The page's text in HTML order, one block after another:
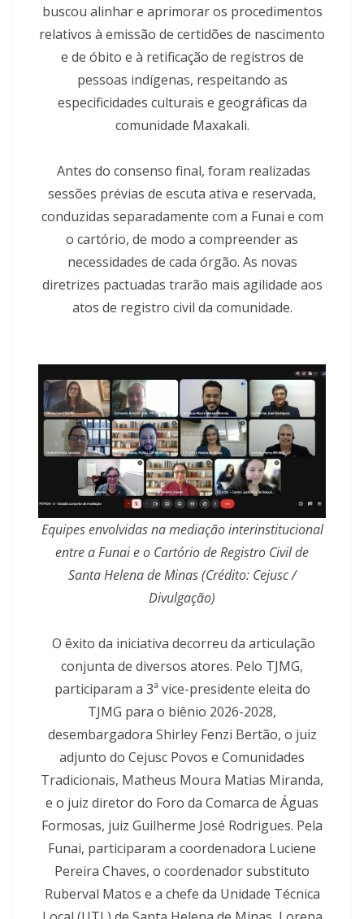
buscou alinhar e aprimorar os procedimentos
relativos à emissão de certidões de nascimento
e de óbito e à retificação de registros de
pessoas indígenas, respeitando as
especificidades culturais e geográficas da
comunidade Maxakali.
Antes do consenso final, foram realizadas
sessões prévias de escuta ativa e reservada,
conduzidas separadamente com a Funai e com
o cartório, de modo a compreender as
necessidades de cada órgão. As novas
diretrizes pactuadas trarão mais agilidade aos
atos de registro civil da comunidade.
Equipes envolvidas na mediação interinstitucional
entre a Funai e o Cartório de Registro Civil de
Santa Helena de Minas (Crédito: Cejusc /
Divulgação)
O êxito da iniciativa decorreu da articulação
conjunta de diversos atores. Pelo TJMG,
participaram a 3ª vice-presidente eleita do
TJMG para o biênio 2026-2028,
desembargadora Shirley Fenzi Bertão, o juiz
adjunto do Cejusc Povos e Comunidades
Tradicionais, Matheus Moura Matias Miranda,
e o juiz diretor do Foro da Comarca de Águas
Formosas, juiz Guilherme José Rodrigues. Pela
Funai, participaram a coordenadora Luciene
Pereira Chaves, o coordenador substituto
Ruberval Matos e a chefe da Unidade Técnica